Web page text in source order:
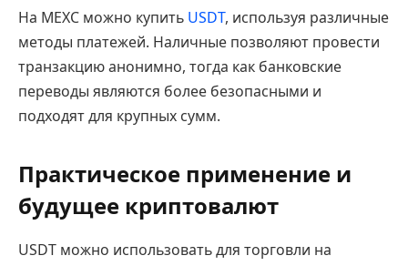
На MEXC можно купить USDT, используя различные
методы платежей. Наличные позволяют провести
транзакцию анонимно, тогда как банковские
переводы являются более безопасными и
подходят для крупных сумм.
Практическое применение и
будущее криптовалют
USDT можно использовать для торговли на